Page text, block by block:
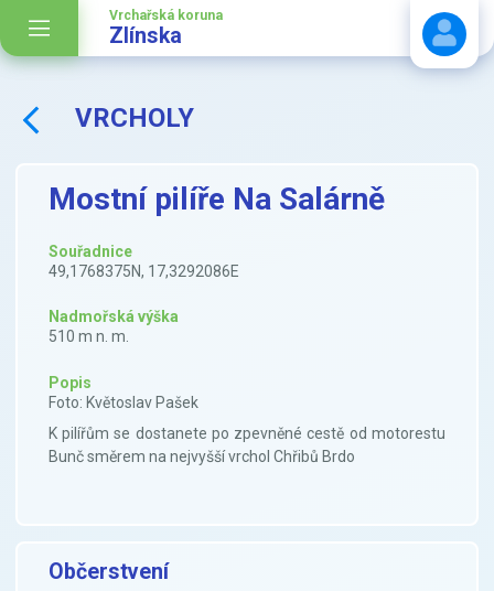
Vrchařská koruna
Zlínska
VRCHOLY
Mostní pilíře Na Salárně
Souřadnice
49,1768375N, 17,3292086E
Nadmořská výška
510 m n. m.
Popis
Foto: Květoslav Pašek
K pilířům se dostanete po zpevněné cestě od motorestu
Bunč směrem na nejvyšší vrchol Chřibů Brdo
Občerstvení